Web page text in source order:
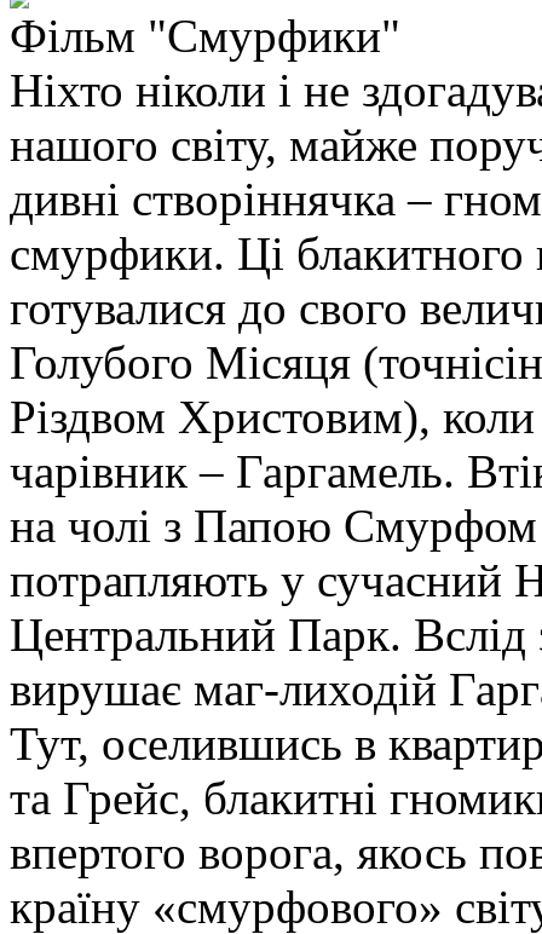
Фільм "Смурфики"
Ніхто ніколи і не
нашого світу, майже
дивні створіннячка –
смурфики. Ці блакитного
готувалися до свого
Голубого Місяця
Різдвом Христовим),
чарівник – Гаргамель.
на чолі з Папою Смурфом
потрапляють у сучасний
Центральний Парк. Вслід
вирушає маг-лиходій
Тут, оселившись в
та Грейс, блакитні
впертого ворога, якось
країну «смурфового»